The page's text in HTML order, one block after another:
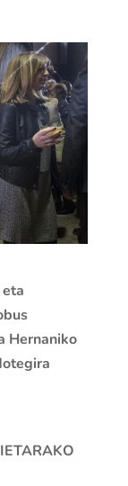
Hernaniko